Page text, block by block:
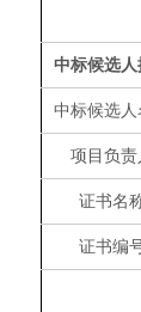
中标候选人
中标候选人
项目负责
证书名
证书编